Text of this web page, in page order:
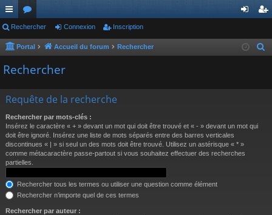
ac
co
ur
s
or
u
m
ne cri
Rechercher Connexion Inscription
Portal Accueil du forum Rechercher
Rechercher
Requête de la recherche
Rechercher par mots-clés :
Insérez le caractère « + » devant un mot qui doit être trouvé et « - » devant un mot qui
doit être ignoré. Insérez une liste de mots séparés entre des barres verticales
discontinues « | » si seul un des mots doit être trouvé. Utilisez un astérisque « * »
comme métacaractère passe-partout si vous souhaitez effectuer des recherches
partielles.
Rechercher tous les termes ou utiliser une question comme élément
Rechercher n’importe quel de ces termes
Rechercher par auteur :